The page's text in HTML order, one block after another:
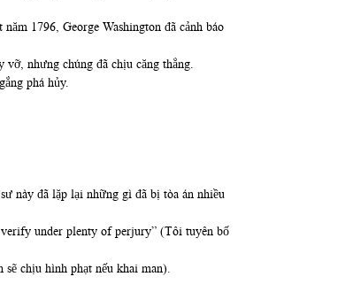
1796, George Washington đã cảnh báo
nhưng chúng đã chịu căng thẳng.
phá hủy.
này đã lặp lại những gì đã bị tòa án nhiều
under plenty of perjury” (Tôi tuyên bố
chịu hình phạt nếu khai man).